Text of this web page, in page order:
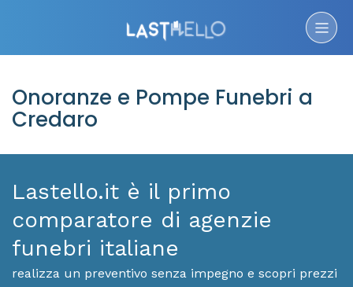
Onoranze e Pompe Funebri a
Credaro
Lastello.it è il primo
comparatore di agenzie
funebri italiane
realizza un preventivo senza impegno e scopri prezzi